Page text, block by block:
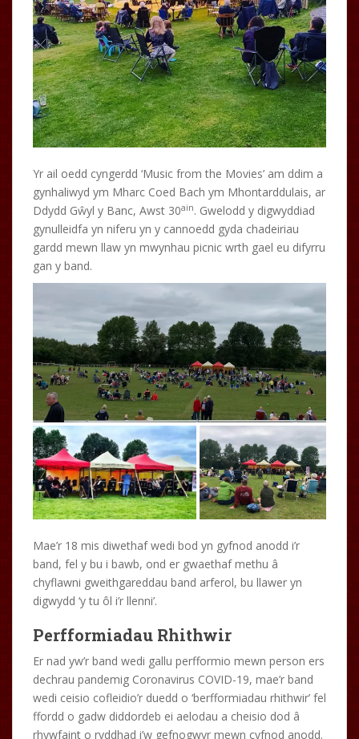
Yr ail oedd cyngerdd ‘Music from the Movies’ am ddim a
gynhaliwyd ym Mharc Coed Bach ym Mhontarddulais, ar
Ddydd Gŵyl y Banc, Awst 30ain. Gwelodd y digwyddiad
gynulleidfa yn niferu yn y cannoedd gyda chadeiriau
gardd mewn llaw yn mwynhau picnic wrth gael eu difyrru
gan y band.
Mae’r 18 mis diwethaf wedi bod yn gyfnod anodd i’r
band, fel y bu i bawb, ond er gwaethaf methu â
chyflawni gweithgareddau band arferol, bu llawer yn
digwydd ‘y tu ôl i’r llenni’.
Perfformiadau Rhithwir
Er nad yw’r band wedi gallu perfformio mewn person ers
dechrau pandemig Coronavirus COVID-19, mae’r band
wedi ceisio cofleidio’r duedd o ‘berfformiadau rhithwir’ fel
ffordd o gadw diddordeb ei aelodau a cheisio dod â
rhywfaint o ryddhad i’w gefnogwyr mewn cyfnod anodd.